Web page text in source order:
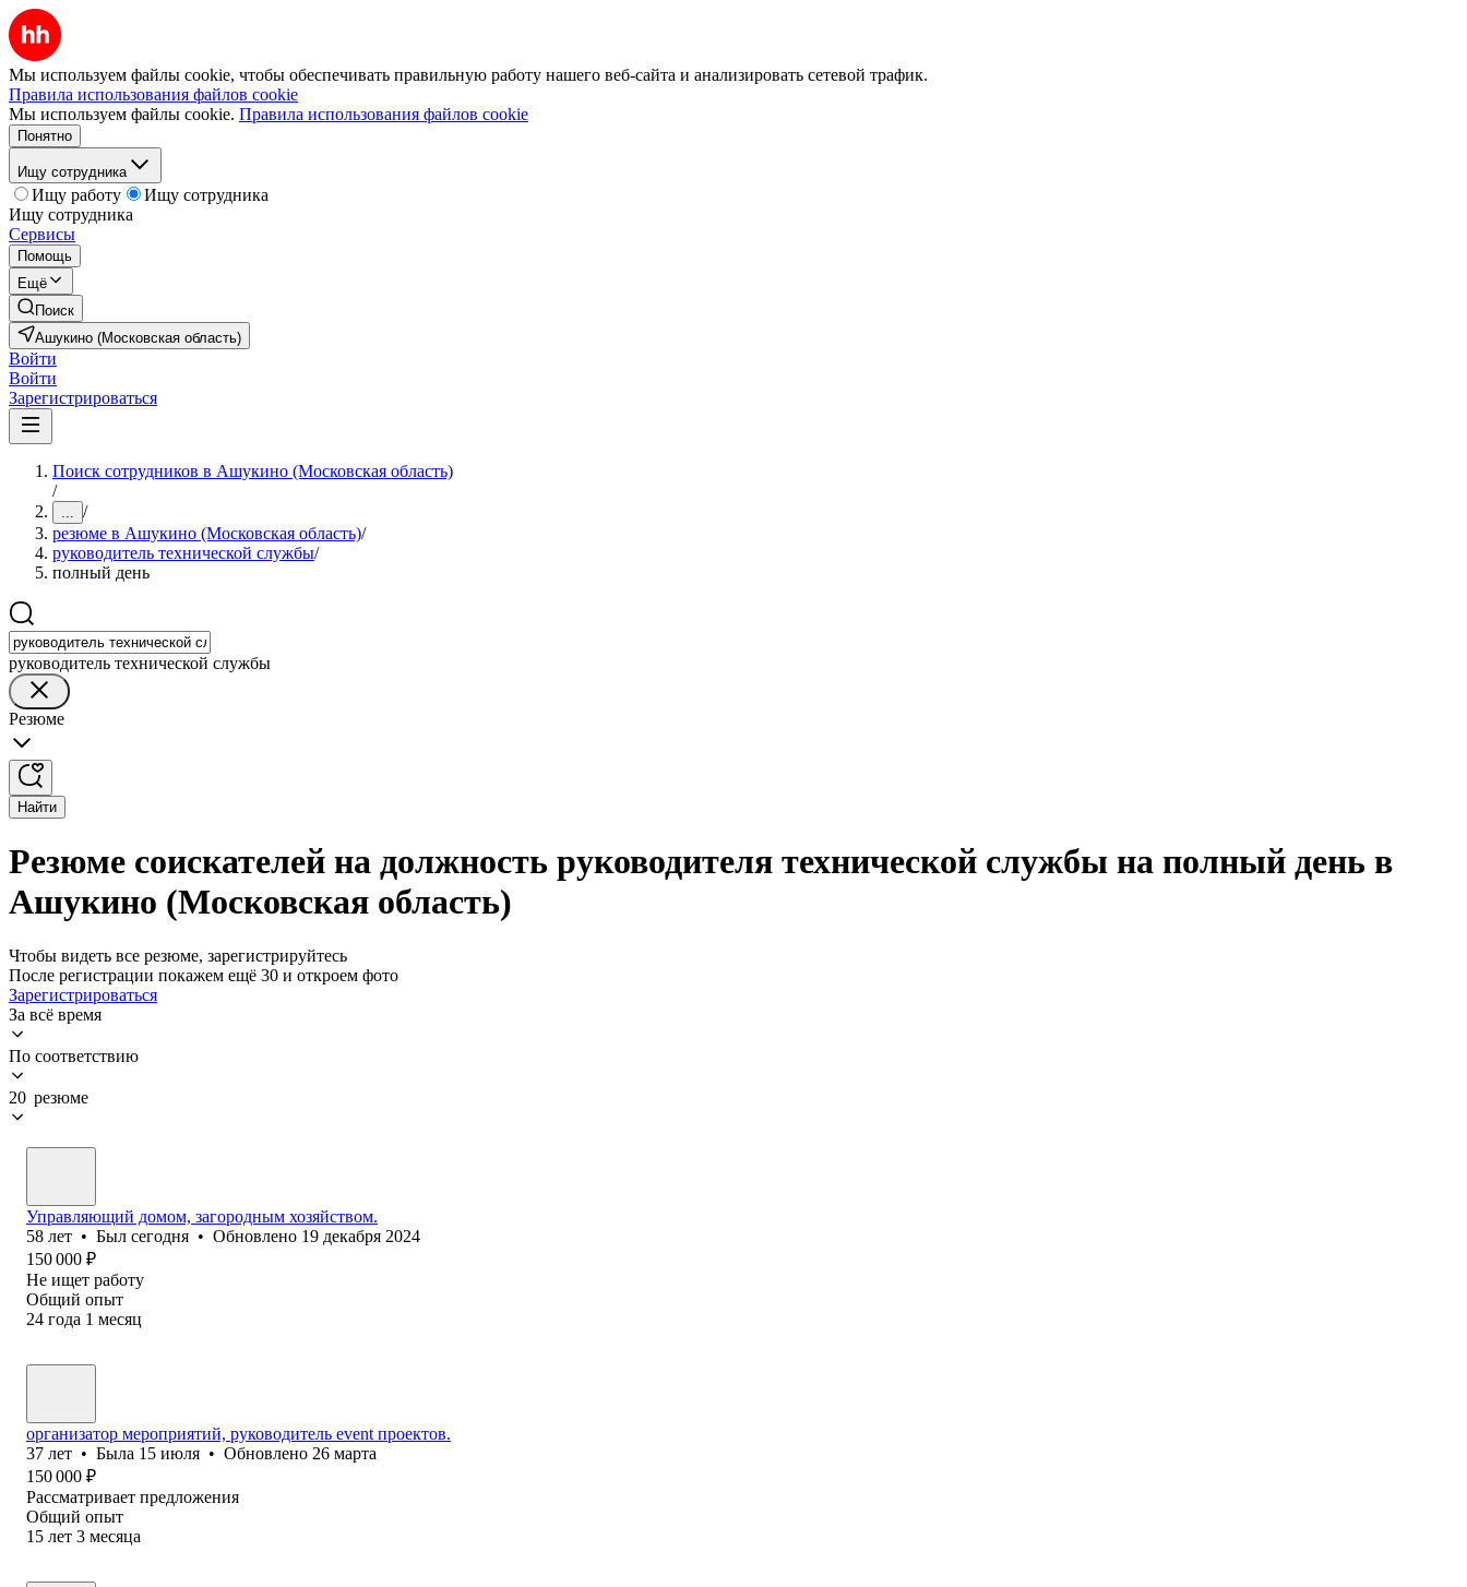
Мы используем файлы cookie, чтобы обеспечивать правильную работу нашего веб-сайта и анализировать сетевой трафик.
Правила использования файлов cookie
Мы используем файлы cookie. Правила использования файлов cookie
Понятно
Ищу сотрудника
Ищу работу
Ищу сотрудника
Ищу сотрудника
Сервисы
Помощь
Ещё
Поиск
Ашукино (Московская область)
Войти
Войти
Зарегистрироваться
Поиск сотрудников в Ашукино (Московская область)
/
... /
резюме в Ашукино (Московская область)/
руководитель технической службы/
полный день
руководитель технической службы
Резюме
Найти
Резюме соискателей на должность руководителя технической службы на полный день в
Ашукино (Московская область)
Чтобы видеть все резюме, зарегистрируйтесь
После регистрации покажем ещё 30 и откроем фото
Зарегистрироваться
За всё время
По соответствию
20 резюме
Управляющий домом, загородным хозяйством.
58 лет • Был сегодня • Обновлено 19 декабря 2024
150 000 ₽
Не ищет работу
Общий опыт
24 года 1 месяц
организатор мероприятий, руководитель event проектов.
37 лет • Была 15 июля • Обновлено 26 марта
150 000 ₽
Рассматривает предложения
Общий опыт
15 лет 3 месяца